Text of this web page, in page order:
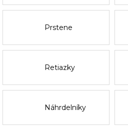
Prstene
Retiazky
Náhrdelníky